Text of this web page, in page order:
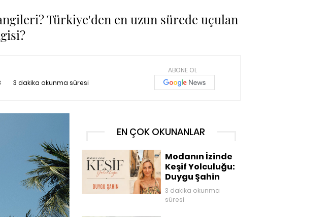
Türkiye'den en uzun sürede uçulan
3 dakika okunma süresi
ABONE OL
EN ÇOK OKUNANLAR
Modanın İzinde
Keşif Yolculuğu:
Duygu Şahin
3 dakika okunma
süresi